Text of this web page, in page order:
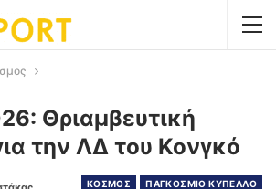
Θριαμβευτική
την ΛΔ του Κονγκό
ΚΟΣΜΟΣ ΠΑΓΚΟΣΜΙΟ ΚΥΠΕΛΛΟ